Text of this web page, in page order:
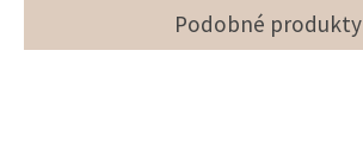
Podobné produkty